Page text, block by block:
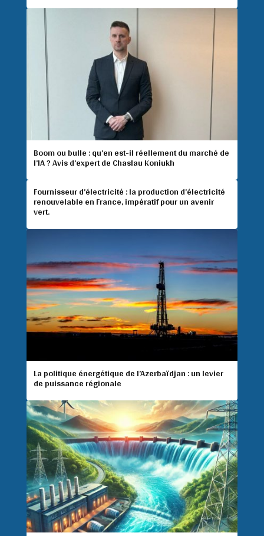
Boom ou bulle : qu’en est-il réellement du marché de
l’IA ? Avis d’expert de Chaslau Koniukh
Fournisseur d’électricité : la production d’électricité
renouvelable en France, impératif pour un avenir
vert.
La politique énergétique de l’Azerbaïdjan : un levier
de puissance régionale